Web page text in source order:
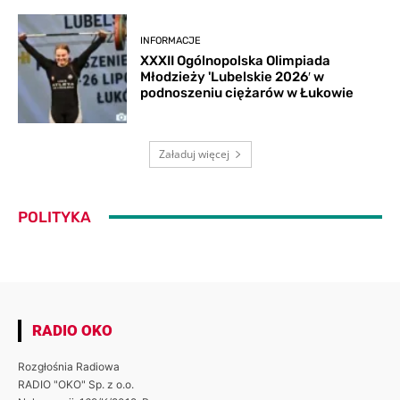
INFORMACJE
XXXII Ogólnopolska Olimpiada
Młodzieży 'Lubelskie 2026′ w
podnoszeniu ciężarów w Łukowie
Załaduj więcej
POLITYKA
RADIO OKO
Rozgłośnia Radiowa
RADIO "OKO" Sp. z o.o.